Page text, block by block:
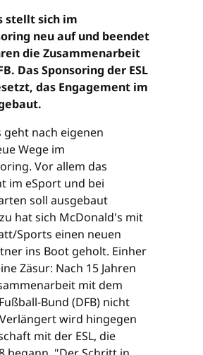
stellt sich im
neu auf und beendet
die Zusammenarbeit
Das Sponsoring der ESL
das Engagement im
geht nach eigenen
Wege im
Vor allem das
im eSport und bei
soll ausgebaut
hat sich McDonald's mit
Sports einen neuen
ins Boot geholt. Einher
Zäsur: Nach 15 Jahren
mit dem
Bund (DFB) nicht
wird hingegen
mit der ESL, die